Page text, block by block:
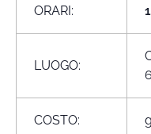
ORARI:
LUOGO:
COSTO: